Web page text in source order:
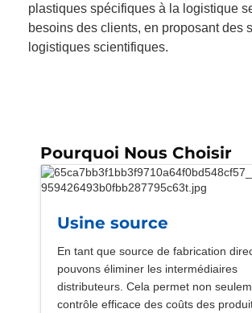
plastiques spécifiques à la logistique
besoins des clients, en proposant des
logistiques scientifiques.
Pourquoi Nous Choisir
Usine source
En tant que source de fabrication
pouvons éliminer les intermédiaires
distributeurs. Cela permet non
contrôle efficace des coûts des